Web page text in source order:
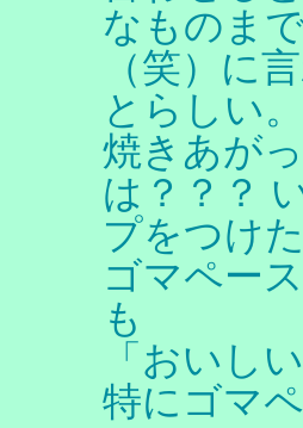
なものま
（笑）に
とらしい。
焼きあが
は？？？
プをつけ
ゴマペー
も
「おいし
特にゴマ